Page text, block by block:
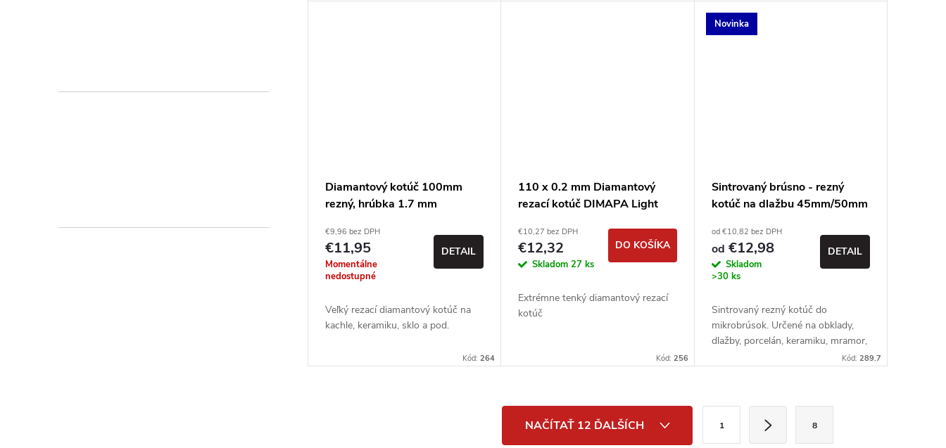
Diamantový kotúč 100mm
rezný, hrúbka 1.7 mm
€9,96 bez DPH
€11,95
Momentálne
nedostupné
DETAIL
Veľký rezací diamantový kotúč na
kachle, keramiku, sklo a pod.
Kód:264
110 x 0.2 mm Diamantový
rezací kotúč DIMAPA Light
€10,27 bez DPH
€12,32
Skladom27 ks
DO KOŠÍKA
Extrémne tenký diamantový rezací
kotúč
Kód: 256
Novinka
Sintrovaný brúsno - rezný
kotúč na dlažbu 45mm/50mm
od €10,82 bez DPH
od €12,98
Skladom
>30 ks
DETAIL
Sintrovaný rezný kotúč do
mikrobrúsok. Určené na obklady,
dlažby, porcelán, keramiku, mramor,
Kód: 289.7
NAČÍTAŤ 12 ĎALŠÍCH 1 8